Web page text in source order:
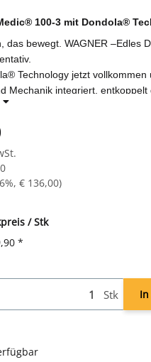
100-3 mit Dondola®
das bewegt. WAGNER –Edles
Technology jetzt vollkommen
Mechanik integriert, entkoppelt
zum Stuhlunterteil.
Stunden unveranderte
dynamisches,
ahnlich dem Gymnastikball-
Softpad-Armauflagen
Fußkreuz Polyamid schwarz
Doppelrollen
TB0 (schwarz) wie abgebildet.
cm Lehnenhöhe 66 - 72 cm
schwarz
, € 136,00)
/ Stk
*
Stk